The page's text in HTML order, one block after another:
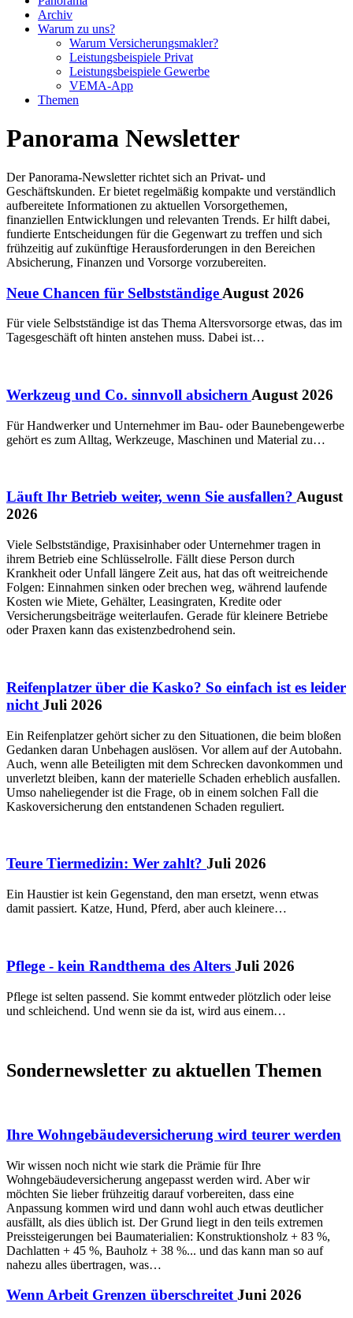
Archiv
Warum zu uns?
Warum Versicherungsmakler?
Leistungsbeispiele Privat
Leistungsbeispiele Gewerbe
VEMA-App
Themen
Panorama Newsletter
Der Panorama-Newsletter richtet sich an Privat- und
Geschäftskunden. Er bietet regelmäßig kompakte und verständlich
aufbereitete Informationen zu aktuellen Vorsorgethemen,
finanziellen Entwicklungen und relevanten Trends. Er hilft dabei,
fundierte Entscheidungen für die Gegenwart zu treffen und sich
frühzeitig auf zukünftige Herausforderungen in den Bereichen
Absicherung, Finanzen und Vorsorge vorzubereiten.
Neue Chancen für Selbstständige August 2026
Für viele Selbstständige ist das Thema Altersvorsorge etwas, das im
Tagesgeschäft oft hinten anstehen muss. Dabei ist…
Werkzeug und Co. sinnvoll absichern August 2026
Für Handwerker und Unternehmer im Bau- oder Baunebengewerbe
gehört es zum Alltag, Werkzeuge, Maschinen und Material zu…
Läuft Ihr Betrieb weiter, wenn Sie ausfallen? August
2026
Viele Selbstständige, Praxisinhaber oder Unternehmer tragen in
ihrem Betrieb eine Schlüsselrolle. Fällt diese Person durch
Krankheit oder Unfall längere Zeit aus, hat das oft weitreichende
Folgen: Einnahmen sinken oder brechen weg, während laufende
Kosten wie Miete, Gehälter, Leasingraten, Kredite oder
Versicherungsbeiträge weiterlaufen. Gerade für kleinere Betriebe
oder Praxen kann das existenzbedrohend sein.
Reifenplatzer über die Kasko? So einfach ist es leider
nicht Juli 2026
Ein Reifenplatzer gehört sicher zu den Situationen, die beim bloßen
Gedanken daran Unbehagen auslösen. Vor allem auf der Autobahn.
Auch, wenn alle Beteiligten mit dem Schrecken davonkommen und
unverletzt bleiben, kann der materielle Schaden erheblich ausfallen.
Umso naheliegender ist die Frage, ob in einem solchen Fall die
Kaskoversicherung den entstandenen Schaden reguliert.
Teure Tiermedizin: Wer zahlt? Juli 2026
Ein Haustier ist kein Gegenstand, den man ersetzt, wenn etwas
damit passiert. Katze, Hund, Pferd, aber auch kleinere…
Pflege - kein Randthema des Alters Juli 2026
Pflege ist selten passend. Sie kommt entweder plötzlich oder leise
und schleichend. Und wenn sie da ist, wird aus einem…
Sondernewsletter zu aktuellen Themen
Ihre Wohngebäudeversicherung wird teurer werden
Wir wissen noch nicht wie stark die Prämie für Ihre
Wohngebäudeversicherung angepasst werden wird. Aber wir
möchten Sie lieber frühzeitig darauf vorbereiten, dass eine
Anpassung kommen wird und dann wohl auch etwas deutlicher
ausfällt, als dies üblich ist. Der Grund liegt in den teils extremen
Preissteigerungen bei Baumaterialien: Konstruktionsholz + 83 %,
Dachlatten + 45 %, Bauholz + 38 %... und das kann man so auf
nahezu alles übertragen, was…
Wenn Arbeit Grenzen überschreitetJuni 2026